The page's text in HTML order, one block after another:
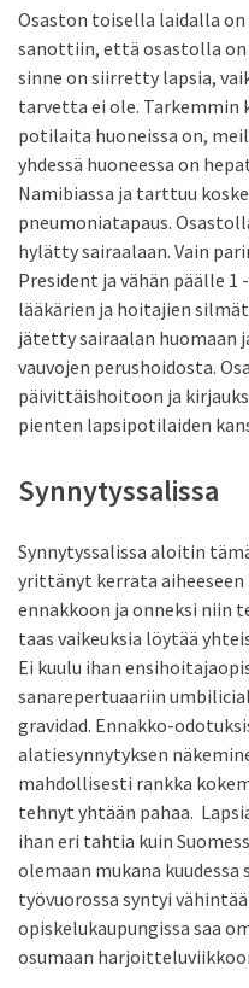
Osaston toisella laidalla
sanottiin, että osastolla
sinne on siirretty lapsia,
tarvetta ei ole. Tarkemmin
potilaita huoneissa on,
yhdessä huoneessa on
Namibiassa ja tarttuu
pneumoniatapaus.
hylätty sairaalaan. Vain
President ja vähän päälle 1
lääkärien ja hoitajien
jätetty sairaalan huomaan
vauvojen perushoidosta.
päivittäishoitoon ja
pienten lapsipotilaiden
Synnytyssalissa
Synnytyssalissa aloitin
yrittänyt kerrata
ennakkoon ja onneksi niin
taas vaikeuksia löytää
Ei kuulu ihan
sanarepertuaariin
gravidad. Ennakko-
alatiesynnytyksen
mahdollisesti rankka
tehnyt yhtään pahaa.
ihan eri tahtia kuin
olemaan mukana kuudessa
työvuorossa syntyi
opiskelukaupungissa saa
osumaan